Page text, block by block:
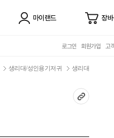
마이랜드 장
로그인 회원가입 고
생리대/성인용기저귀 생리대